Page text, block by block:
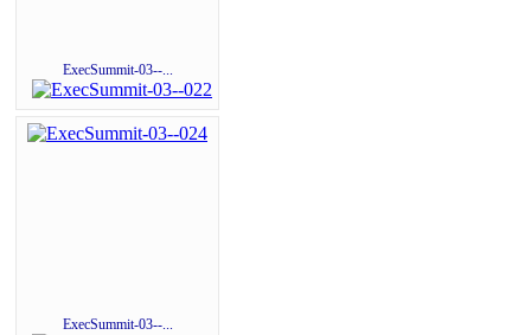
ExecSummit-03--...
ExecSummit-03--...